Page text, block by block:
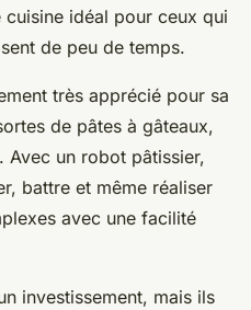
cuisine idéal pour ceux qui
de peu de temps.
très apprécié pour sa
de pâtes à gâteaux,
Avec un robot pâtissier,
battre et même réaliser
avec une facilité
investissement, mais ils